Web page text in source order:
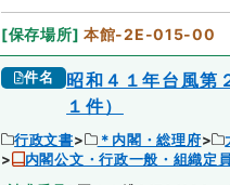
[保存場所] 本館-2E-015-00
件名
昭和４１年台風第
１件）
行政文書 ＊内閣・総理府
内閣公文・行政一般・組織定